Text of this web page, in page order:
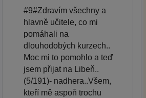
#9#Zdravím všechny a
hlavně učitele, co mi
pomáhali na
dlouhodobých kurzech..
Moc mi to pomohlo a teď
jsem přijat na Libeň..
(5/191)- nadhera..Všem,
kteří mě aspoň trochu